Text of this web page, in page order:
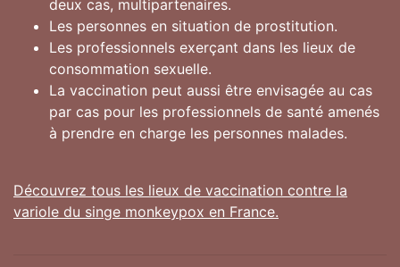
deux cas, multipartenaires.
Les personnes en situation de prostitution.
Les professionnels exerçant dans les lieux de
consommation sexuelle.
La vaccination peut aussi être envisagée au cas
par cas pour les professionnels de santé amenés
à prendre en charge les personnes malades.
Découvrez tous les lieux de vaccination contre la
variole du singe monkeypox en France.